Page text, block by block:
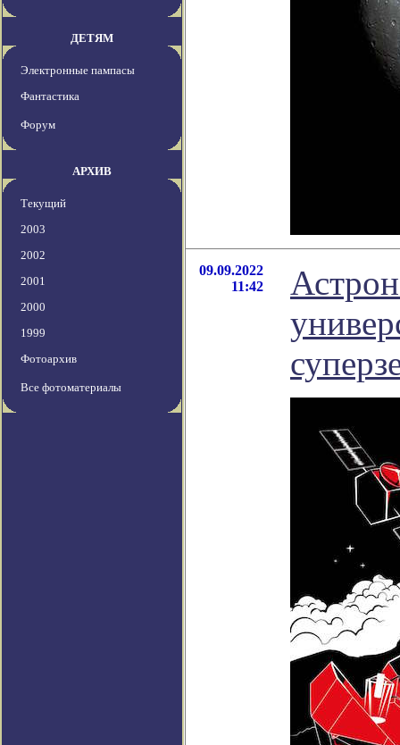
ДЕТЯМ
Электронные пампасы
Фантастика
Форум
АРХИВ
Текущий
2003
2002
2001
2000
1999
Фотоархив
Все фотоматериалы
09.09.2022
11:42